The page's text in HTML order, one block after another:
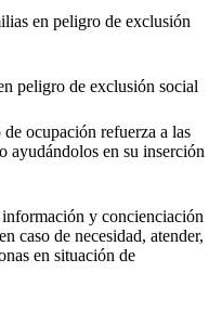
en peligro de exclusión
peligro de exclusión social
ocupación refuerza a las
ayudándolos en su inserción
y concienciación
caso de necesidad, atender,
en situación de